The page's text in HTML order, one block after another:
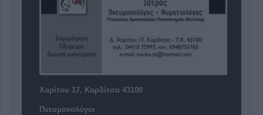
Χαρίτου 17, Καρδίτσα 43100
Πνευμονολόγοι